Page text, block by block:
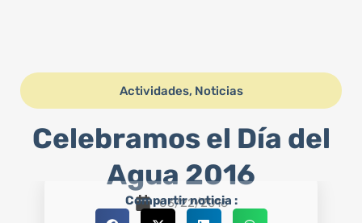
Actividades, Noticias
Celebramos el Día del
Agua 2016
03/22/2016
Compartir noticia :